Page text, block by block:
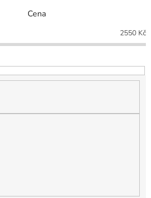
Cena
2550 Kč